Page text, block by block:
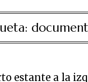
estante a la